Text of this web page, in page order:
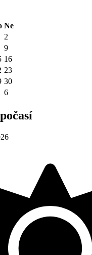
Ne
2
9
16
23
30
6